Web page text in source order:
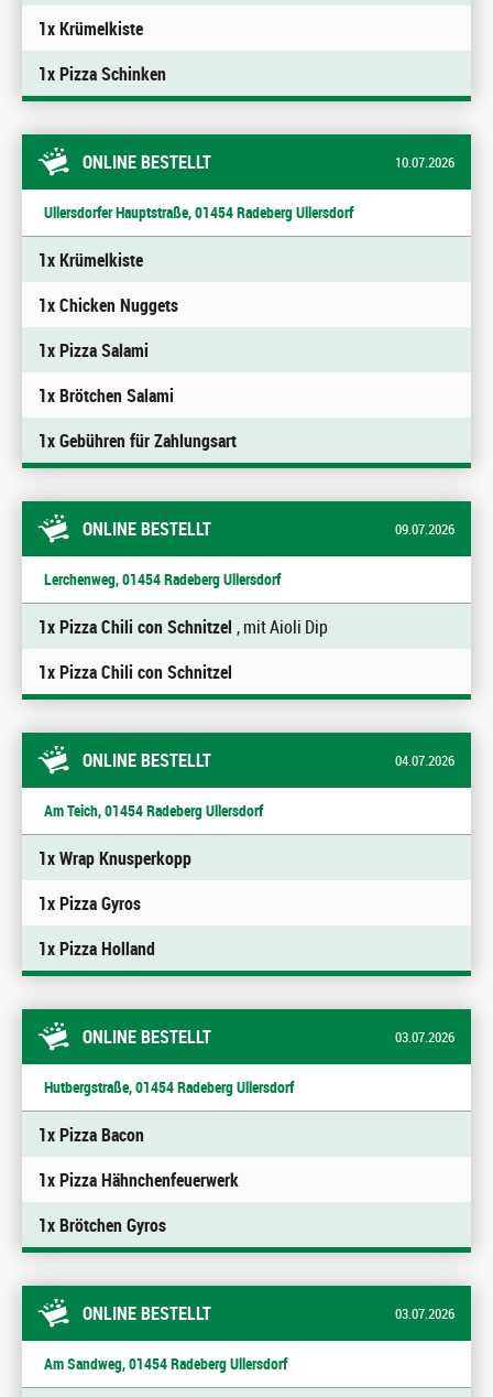
1x Krümelkiste
1x Pizza Schinken
ONLINE BESTELLT 10.07.2026
Ullersdorfer Hauptstraße, 01454 Radeberg Ullersdorf
1x Krümelkiste
1x Chicken Nuggets
1x Pizza Salami
1x Brötchen Salami
1x Gebühren für Zahlungsart
ONLINE BESTELLT 09.07.2026
Lerchenweg, 01454 Radeberg Ullersdorf
1x Pizza Chili con Schnitzel , mit Aioli Dip
1x Pizza Chili con Schnitzel
ONLINE BESTELLT 04.07.2026
Am Teich, 01454 Radeberg Ullersdorf
1x Wrap Knusperkopp
1x Pizza Gyros
1x Pizza Holland
ONLINE BESTELLT 03.07.2026
Hutbergstraße, 01454 Radeberg Ullersdorf
1x Pizza Bacon
1x Pizza Hähnchenfeuerwerk
1x Brötchen Gyros
ONLINE BESTELLT 03.07.2026
Am Sandweg, 01454 Radeberg Ullersdorf